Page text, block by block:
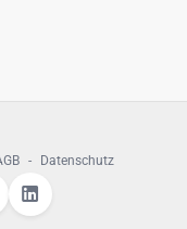
- Datenschutz